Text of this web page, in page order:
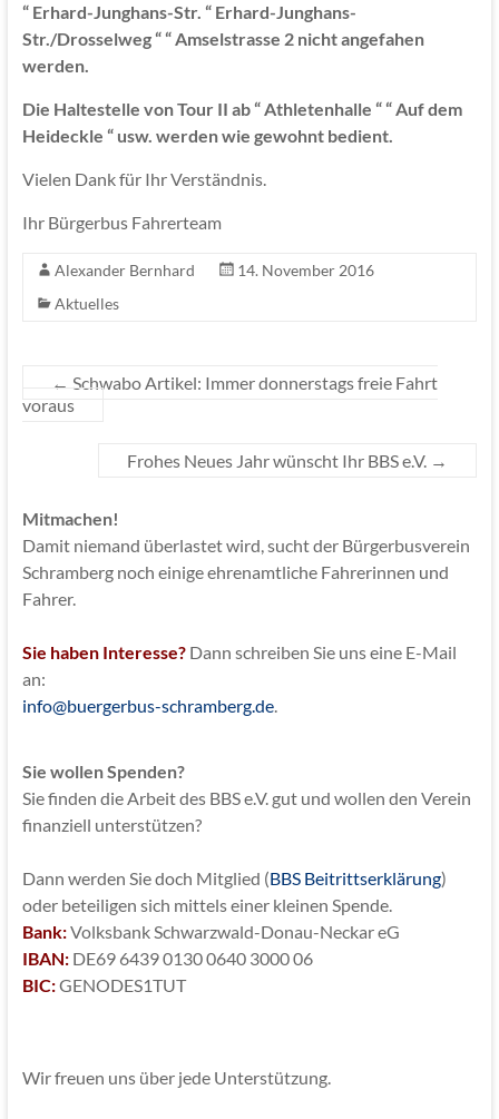
“ Erhard-Junghans-Str. “ Erhard-Junghans-
Str./Drosselweg “ “ Amselstrasse 2 nicht angefahen
werden.
Die Haltestelle von Tour II ab “ Athletenhalle “ “ Auf dem
Heideckle “ usw. werden wie gewohnt bedient.
Vielen Dank für Ihr Verständnis.
Ihr Bürgerbus Fahrerteam
Alexander Bernhard
14. November 2016
Aktuelles
← Schwabo Artikel: Immer donnerstags freie Fahrt
voraus
Frohes Neues Jahr wünscht Ihr BBS e.V. →
Mitmachen!
Damit niemand überlastet wird, sucht der Bürgerbusverein
Schramberg noch einige ehrenamtliche Fahrerinnen und
Fahrer.
Sie haben Interesse? Dann schreiben Sie uns eine E-Mail
an:
info@buergerbus-schramberg.de.
Sie wollen Spenden?
Sie finden die Arbeit des BBS e.V. gut und wollen den Verein
finanziell unterstützen?
Dann werden Sie doch Mitglied (BBS Beitrittserklärung)
oder beteiligen sich mittels einer kleinen Spende.
Bank:Volksbank Schwarzwald-Donau-Neckar eG
IBAN: DE69 6439 0130 0640 3000 06
BIC:GENODES1TUT
Wir freuen uns über jede Unterstützung.